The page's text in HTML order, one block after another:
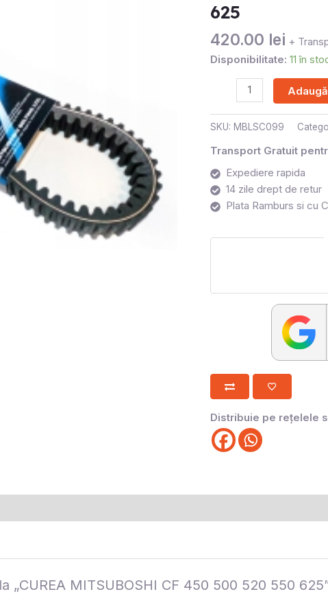
625
420.00 lei +
Disponibilitate: 11 în
500
550
625
SKU: MBLSC099
Transport Gratuit
Expediere rapida
14 zile drept de retur
Plata Ramburs si cu
Distribuie pe rețelele
„CUREA MITSUBOSHI CF 450 500 520 550